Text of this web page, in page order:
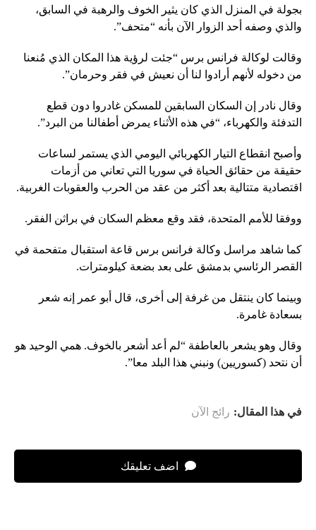
بجولة في المنزل الذي كان يثير الخوف والرهبة في السابق،
والذي وصفه أحد الزوار الآن بأنه “متحف”.
وقالت لوكالة فرانس برس “جئت لرؤية هذا المكان الذي مُنعنا
من دخوله لأنهم أرادوا لنا أن نعيش في فقر وحرمان”.
وقال نادر إن السكان السابقين للمسكن غادروا دون قطع
التدفئة والكهرباء، “في هذه الأثناء يمرض أطفالنا من البرد”.
وأصبح انقطاع التيار الكهربائي اليومي الذي يستمر لساعات
حقيقة من حقائق الحياة في سوريا التي تعاني من أزمات
اقتصادية متتالية بعد أكثر من عقد من الحرب والعقوبات الغربية.
ووفقا للأمم المتحدة، فقد وقع معظم السكان في براثن الفقر.
كما شاهد مراسل وكالة فرانس برس قاعة استقبال متفحمة في
القصر الرئاسي بدمشق على بعد بضعة كيلومترات.
وبينما كان ينتقل من غرفة إلى أخرى، قال أبو عمر إنه شعر
بسعادة غامرة.
وقال وهو يشعر بالعاطفة “لم أعد أشعر بالخوف. همي الوحيد هو
أن نتحد (كسوريين) ونبني هذا البلد معا”.
في هذا المقال: رائج الآن
اضف تعليقك